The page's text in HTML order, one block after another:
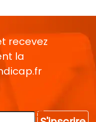
recevez
la